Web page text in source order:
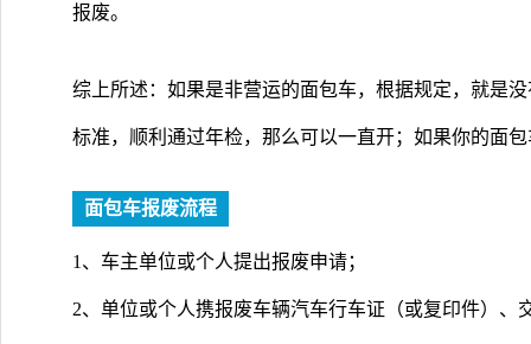
报废。
综上所述：如果是非营运的面包车，根据规定，就是
标准，顺利通过年检，那么可以一直开；如果你的面
面包车报废流程
1、车主单位或个人提出报废申请；
2、单位或个人携报废车辆汽车行车证（或复印件）